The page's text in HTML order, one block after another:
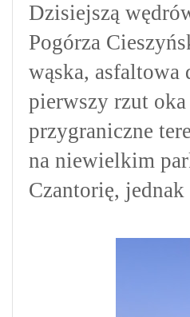
Dzisiejszą
Pogórza
wąska, asfaltowa
pierwszy rzut
przygraniczne
na niewielkim
Czantorię,